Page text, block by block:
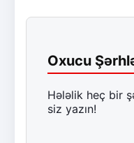
Oxucu
Hələlik heç bir
siz yazın!